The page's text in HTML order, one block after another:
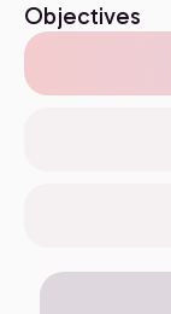
Objectives